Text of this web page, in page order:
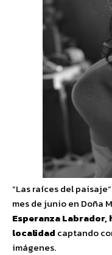
“Las raíces del
mes de junio en Doña
Esperanza Labrador,
localidad captando
imágenes.